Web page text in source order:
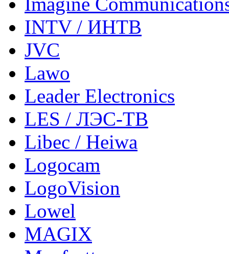
INTV / ИНТВ
JVC
Lawo
Leader Electronics
LES / ЛЭС-ТВ
Libec / Heiwa
Logocam
LogoVision
Lowel
MAGIX